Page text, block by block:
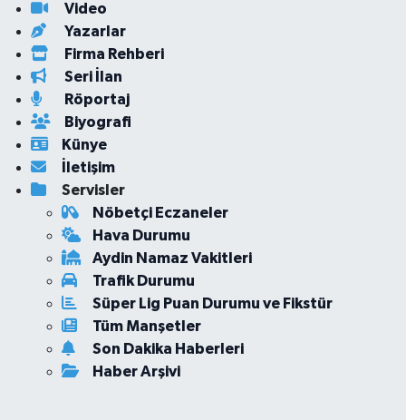
Video
Yazarlar
Firma Rehberi
Seri İlan
Röportaj
Biyografi
Künye
İletişim
Servisler
Nöbetçi Eczaneler
Hava Durumu
Aydin Namaz Vakitleri
Trafik Durumu
Süper Lig Puan Durumu ve Fikstür
Tüm Manşetler
Son Dakika Haberleri
Haber Arşivi